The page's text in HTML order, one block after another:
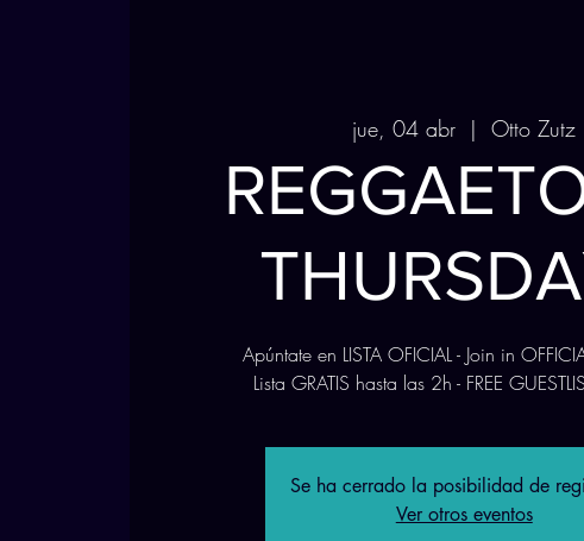
jue, 04 abr
  |
Otto Zutz
Apúntate en LISTA OFICIAL - Join in
Lista GRATIS hasta las 2h - FREE
Se ha cerrado la posibilidad de
Ver otros eventos